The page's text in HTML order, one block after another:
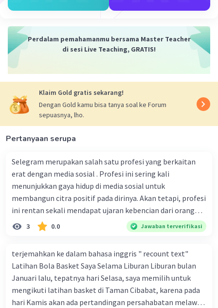
Perdalam pemahamanmu bersama Master Teacher
di sesi Live Teaching, GRATIS!
Klaim Gold gratis sekarang!
Dengan Gold kamu bisa tanya soal ke Forum
sepuasnya, lho.
Pertanyaan serupa
Selegram merupakan salah satu profesi yang berkaitan
erat dengan media sosial . Profesi ini sering kali
menunjukkan gaya hidup di media sosial untuk
membangun citra positif pada dirinya. Akan tetapi, profesi
ini rentan sekali mendapat ujaran kebencian dari orang
yang tidak dikenal di media sosial. Bentuk pelanggaran
hak warga negara yang terjadi pada ilustrasi tersebut
cyberbulling c. diskriminasi d. persekusi e. genosida
3 0.0 Jawaban terverifikasi
terjemahkan ke dalam bahasa inggris " recount text"
Latihan Bola Basket Saya Selama Liburan Liburan bulan
Januari lalu, tepatnya hari Selasa, saya memilih untuk
mengikuti latihan basket di Taman Cibabat, karena pada
hari Kamis akan ada pertandingan persahabatan melawan